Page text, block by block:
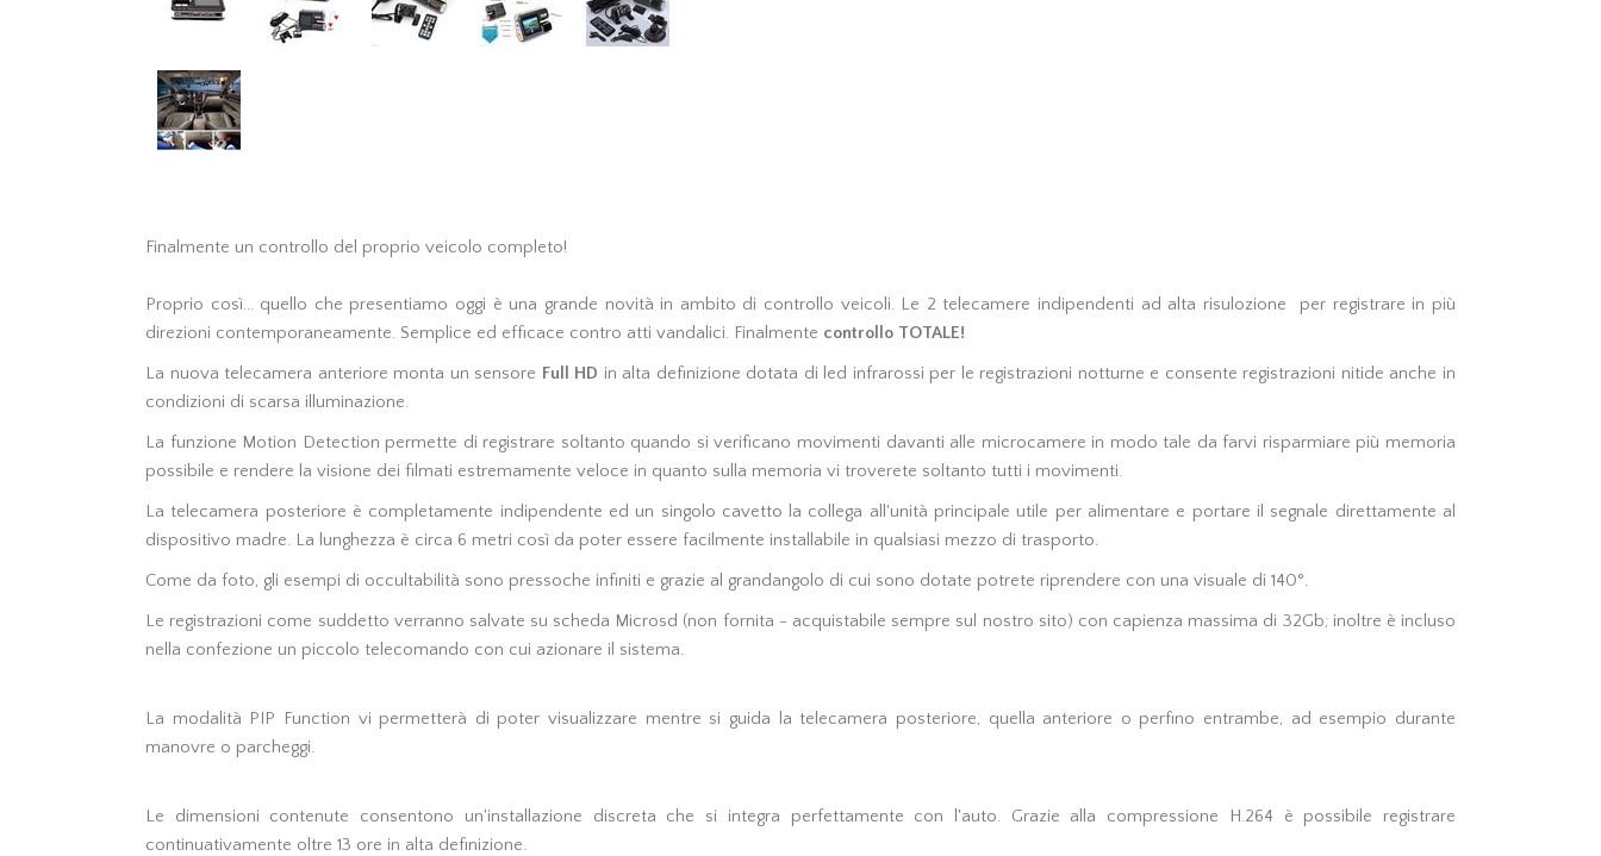
Finalmente un controllo del proprio veicolo completo!
Proprio così... quello che presentiamo oggi è una grande novità in ambito di controllo veicoli. Le 2 telecamere indipendenti ad alta risulozione per registrare in più
direzioni contemporaneamente. Semplice ed efficace contro atti vandalici. Finalmente controllo TOTALE!
La nuova telecamera anteriore monta un sensore Full HD in alta definizione dotata di led infrarossi per le registrazioni notturne e consente registrazioni nitide anche in
condizioni di scarsa illuminazione.
La funzione Motion Detection permette di registrare soltanto quando si verificano movimenti davanti alle microcamere in modo tale da farvi risparmiare più memoria
possibile e rendere la visione dei filmati estremamente veloce in quanto sulla memoria vi troverete soltanto tutti i movimenti.
La telecamera posteriore è completamente indipendente ed un singolo cavetto la collega all'unità principale utile per alimentare e portare il segnale direttamente al
dispositivo madre. La lunghezza è circa 6 metri così da poter essere facilmente installabile in qualsiasi mezzo di trasporto.
Come da foto, gli esempi di occultabilità sono pressoche infiniti e grazie al grandangolo di cui sono dotate potrete riprendere con una visuale di 140°.
Le registrazioni come suddetto verranno salvate su scheda Microsd (non fornita - acquistabile sempre sul nostro sito) con capienza massima di 32Gb; inoltre è incluso
nella confezione un piccolo telecomando con cui azionare il sistema.
La modalità PIP Function vi permetterà di poter visualizzare mentre si guida la telecamera posteriore, quella anteriore o perfino entrambe, ad esempio durante
manovre o parcheggi.
Le dimensioni contenute consentono un'installazione discreta che si integra perfettamente con l'auto. Grazie alla compressione H.264 è possibile registrare
continuativamente oltre 13 ore in alta definizione.